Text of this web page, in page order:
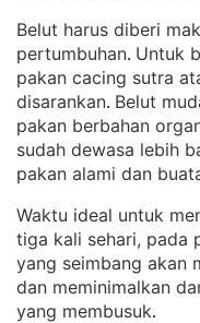
Belut harus diberi
pertumbuhan. Untuk
pakan cacing sutra
disarankan. Belut
pakan berbahan
sudah dewasa lebih
pakan alami dan
Waktu ideal untuk
tiga kali sehari, pada
yang seimbang akan
dan meminimalkan
yang membusuk.